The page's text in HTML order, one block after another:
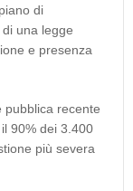
di
una legge
e presenza
pubblica recente
90% dei 3.400
più severa